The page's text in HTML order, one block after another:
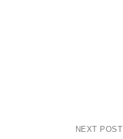
NEXT POST